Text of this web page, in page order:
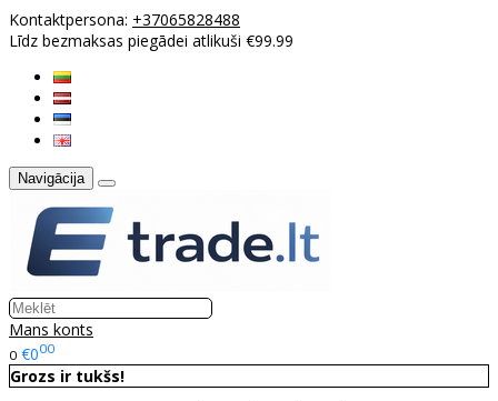
Kontaktpersona: +37065828488
Līdz bezmaksas piegādei atlikuši €99.99
Navigācija
Mans konts
0 €000
Grozs ir tukšs!